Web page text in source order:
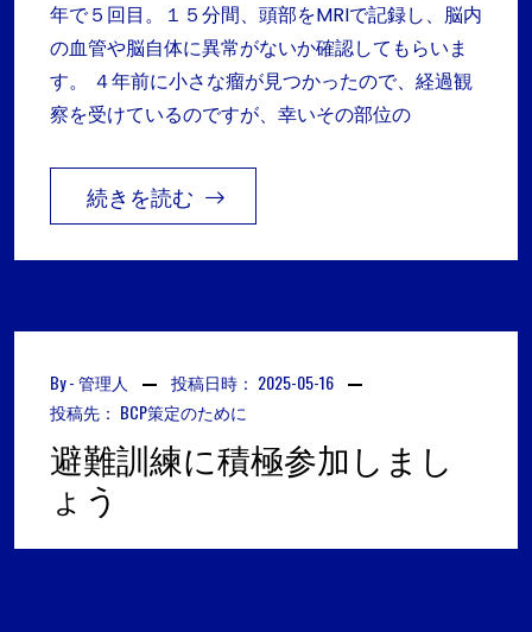
年で５回目。１５分間、頭部をMRIで記録し、脳内
の血管や脳自体に異常がないか確認してもらいま
す。 ４年前に小さな瘤が見つかったので、経過観
察を受けているのですが、幸いその部位の
続きを読む
By -管理人 投稿日時： 2025-05-16
投稿先： BCP策定のために
避難訓練に積極参加しまし
ょう